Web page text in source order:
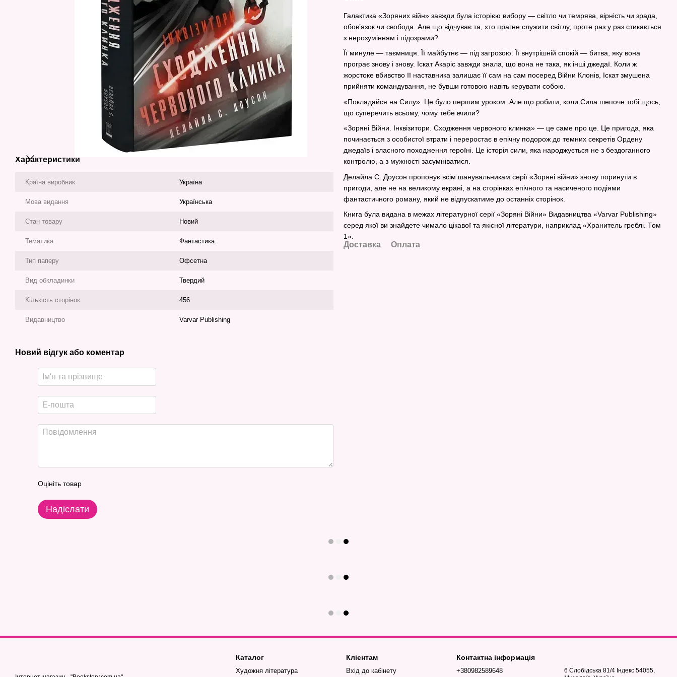
Характеристики
Країна виробник Україна
Мова видання Українська
Стан товару Новий
Тематика Фантастика
Тип паперу Офсетна
Вид обкладинки Твердий
Кількість сторінок 456
Видавництво Varvar Publishing
Новий відгук або коментар
Оцініть товар
Надіслати
Галактика «Зоряних війн» завжди була історією вибору — світло чи темрява, вірність чи зрада,
обов’язок чи свобода. Але що відчуває та, хто прагне служити світлу, проте раз у раз стикається
з нерозумінням і підозрами?
Її минуле — таємниця. Її майбутнє — під загрозою. Її внутрішній спокій — битва, яку вона
програє знову і знову. Іскат Акаріс завжди знала, що вона не така, як інші джедаї. Коли ж
жорстоке вбивство її наставника залишає її сам на сам посеред Війни Клонів, Іскат змушена
прийняти командування, не бувши готовою навіть керувати собою.
«Покладайся на Силу». Це було першим уроком. Але що робити, коли Сила шепоче тобі щось,
що суперечить всьому, чому тебе вчили?
«Зоряні Війни. Інквізитори. Сходження червоного клинка» — це саме про це. Це пригода, яка
починається з особистої втрати і переростає в епічну подорож до темних секретів Ордену
джедаїв і власного походження героїні. Це історія сили, яка народжується не з бездоганного
контролю, а з мужності засумніватися.
Делайла С. Доусон пропонує всім шанувальникам серії «Зоряні війни» знову поринути в
пригоди, але не на великому екрані, а на сторінках епічного та насиченого подіями
фантастичного роману, який не відпускатиме до останніх сторінок.
Книга була видана в межах літературної серії «Зоряні Війни» Видавництва «Varvar Publishing»
серед якої ви знайдете чимало цікавої та якісної літератури, наприклад «Хранитель греблі. Том
1».
Доставка Оплата
Каталог
Художня література
Клієнтам
Вхід до кабінету
Контактна інформація
+380982589648
6 Слобідська 81/4 Індекс 54055,